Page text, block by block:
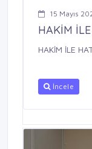
15 Mayıs
HAKİM
HAKİM İLE
İncele